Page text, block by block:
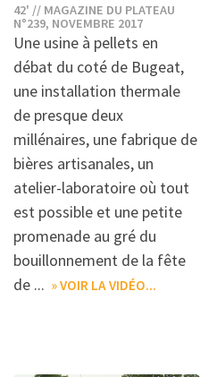
42' // MAGAZINE DU PLATEAU
N°239, NOVEMBRE 2017
Une usine à pellets en
débat du coté de Bugeat,
une installation thermale
de presque deux
millénaires, une fabrique de
bières artisanales, un
atelier-laboratoire où tout
est possible et une petite
promenade au gré du
bouillonnement de la fête
de ... » VOIR LA VIDÉO...